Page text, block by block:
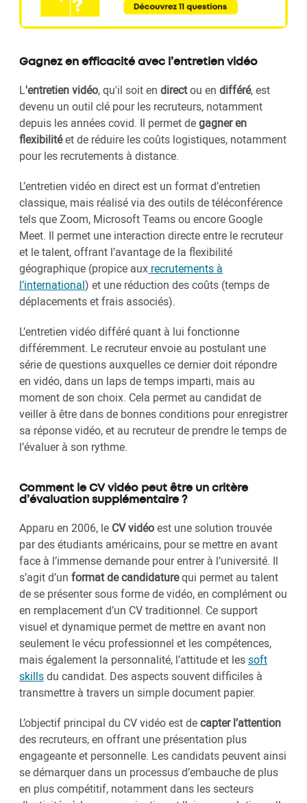
Gagnez en efficacité avec l’entretien vidéo
L'entretien vidéo, qu'il soit en directou en différé, est
devenu un outil clé pour les recruteurs, notamment
depuis les années covid. Il permet degagner en
flexibilitéet de réduire les coûts logistiques, notamment
pour les recrutements à distance.
L’entretien vidéo en direct est un format d’entretien
classique, mais réalisé via des outils de téléconférence
tels que Zoom, Microsoft Teams ou encore Google
Meet. Il permet une interaction directe entre le recruteur
et le talent, offrant l’avantage de la flexibilité
géographique (propice aux recrutements à
l’international) et une réduction des coûts (temps de
déplacements et frais associés).
L’entretien vidéo différé quant à lui fonctionne
différemment. Le recruteur envoie au postulant une
série de questions auxquelles ce dernier doit répondre
en vidéo, dans un laps de temps imparti, mais au
moment de son choix. Cela permet au candidat de
veiller à être dans de bonnes conditions pour enregistrer
sa réponse vidéo, et au recruteur de prendre le temps de
l’évaluer à son rythme.
Comment le CV vidéo peut être un critère
d’évaluation supplémentaire ?
Apparu en 2006, le CV vidéoest une solution trouvée
par des étudiants américains, pour se mettre en avant
face à l’immense demande pour entrer à l’université. Il
s’agit d’un format de candidaturequi permet au talent
de se présenter sous forme de vidéo, en complément ou
en remplacement d’un CV traditionnel. Ce support
visuel et dynamique permet de mettre en avant non
seulement le vécu professionnel et les compétences,
mais également la personnalité, l’attitude et lessoft
skillsdu candidat. Des aspects souvent difficiles à
transmettre à travers un simple document papier.
L’objectif principal du CV vidéo est decapter l’attention
des recruteurs, en offrant une présentation plus
engageante et personnelle. Les candidats peuvent ainsi
se démarquer dans un processus d’embauche de plus
en plus compétitif, notamment dans les secteurs